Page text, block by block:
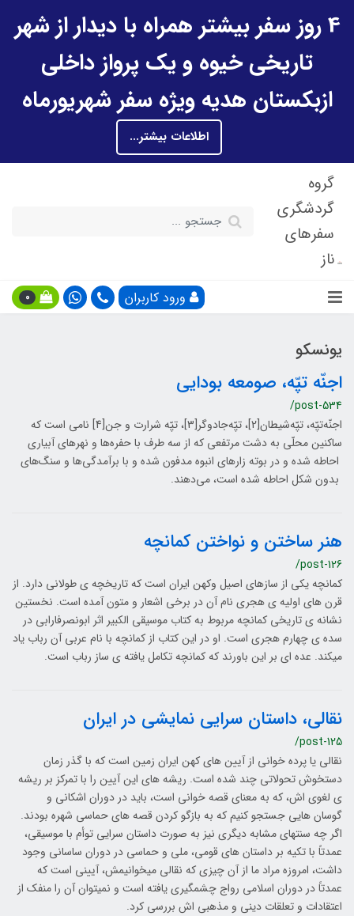
4 روز سفر بیشتر همراه با دیدار از شهر
تاریخی خیوه و یک پرواز داخلی
ازبکستان هدیه ویژه سفر شهریورماه
اطلاعات بیشتر...
گروه
گردشگری
سفرهای
ناز
ورود کاربران 0
یونسکو
اجنّه‌ تپّه، صومعه بودایی
/post-534
اجنّه‌تپّه، تپّه‌شیطان[2]، تپّه‌جادوگر[3]، تپّه شرارت و جن[4] نامی است که
ساکنین محلّی به دشت مرتفعی که از سه طرف با حفره‌ها و نهرهای آبیاری
احاطه شده و در بوته‌ زارهای انبوه مدفون شده و با برآمدگی‌ها و سنگ‌های
بدون شکل احاطه شده است، می‌دهند.
هنر ساختن و نواختن کمانچه
/post-126
کمانچه یکی از سازهای اصیل وکهن ایران است که تاریخچه ی طولانی دارد. از
قر­ن­ های اولیه ی هجری نام آن در برخی اشعار و متون آمده است. نخستین
نشانه ی تاریخی کمانچه مربوط به کتاب موسیقی­ الکبیر اثر ابونصر­فارابی در
سده ی چهارم­ هجری است. او در این کتاب از کمانچه با نام عربی آن رباب یاد
می­کند. عده­ ای بر این باورند که کمانچه تکامل یافته ی ساز رباب است.
نقالی، داستان سرایی نمایشی در ایران
/post-125
نقالی یا پرده­ خوانی از آیین­ های کهن ایران ­زمین است که با گذر زمان
دستخوش تحولاتی چند شده است. ریشه­ های این آیین را با تمرکز بر ریشه
ی لغوی ­اش، که به معنای قصه­ خوانی است، باید در دوران اشکانی و
گوسان­ هایی جستجو کنیم که به بازگو کردن قصه­ های حماسی شهره بودند.
اگر چه سنت­های مشابه دیگری نیز به صورت داستان ­سرایی توأم با موسیقی،
عمدتاً با تکیه بر داستان­ های قومی، ملی و حماسی در دوران ساسانی وجود
داشت، امروزه مراد ما از آن چیزی که نقالی می­خوانیمش، آیینی است که
عمدتاً در دوران اسلامی رواج چشمگیری یافته است و نمی­توان آن را منفک از
اعتقادات و تعلقات دینی و مذهبی ­اش بررسی کرد.